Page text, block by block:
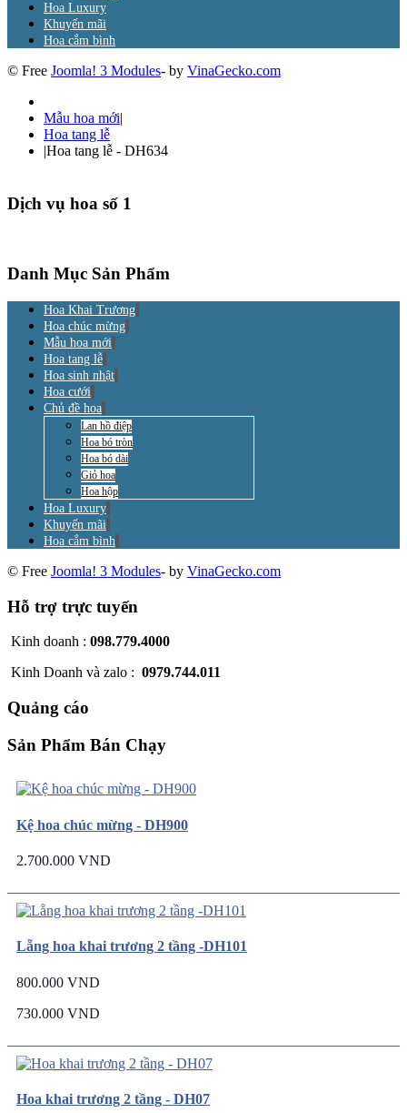
Hoa Luxury
Khuyến mãi
Hoa cắm bình
© Free Joomla! 3 Modules- by VinaGecko.com
Mẫu hoa mới|
Hoa tang lễ
|Hoa tang lễ - DH634
Dịch vụ hoa số 1
Danh Mục Sản Phẩm
Hoa Khai Trương
Hoa chúc mừng
Mẫu hoa mới
Hoa tang lễ
Hoa sinh nhật
Hoa cưới
Chủ đề hoa
Lan hồ điệp
Hoa bó tròn
Hoa bó dài
Giỏ hoa
Hoa hộp
Hoa Luxury
Khuyến mãi
Hoa cắm bình
© Free Joomla! 3 Modules- by VinaGecko.com
Hỗ trợ trực tuyến
Kinh doanh : 098.779.4000
Kinh Doanh và zalo : 0979.744.011
Quảng cáo
Sản Phẩm Bán Chạy
Kệ hoa chúc mừng - DH900
2.700.000 VND
Lẵng hoa khai trương 2 tầng -DH101
800.000 VND
730.000 VND
Hoa khai trương 2 tầng - DH07